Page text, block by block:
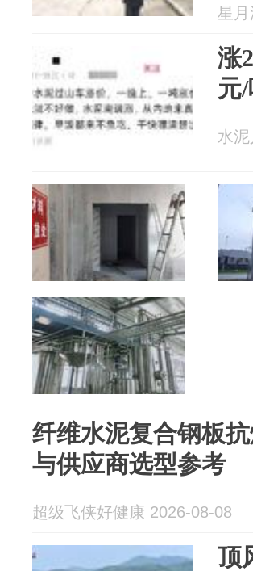
星
涨
元/
水
纤维水泥复合钢板
与供应商选型参考
超级飞侠好健康 2026-08-08
顶